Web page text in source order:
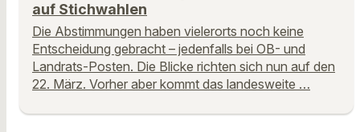
auf Stichwahlen
Die Abstimmungen haben vielerorts noch keine
Entscheidung gebracht – jedenfalls bei OB- und
Landrats-Posten. Die Blicke richten sich nun auf den
22. März. Vorher aber kommt das landesweite …